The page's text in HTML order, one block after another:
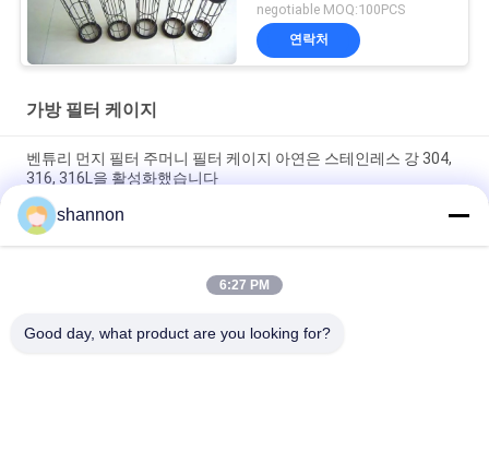
negotiable MOQ:100PCS
연락처
가방 필터 케이지
벤튜리 먼지 필터 주머니 필터 케이지 아연은 스테인레스 강 304,
316, 316L을 활성화했습니다
평평하게 / 타원형 가방 필터 케이지 탄소강 흡진장치는 벤튜리로
가둡니다
ISO와 탄소강 에어백 필터 케이지 공업 가루 먼지 공기 필터 케이
shannon
6:27 PM
Good day, what product are you looking for?